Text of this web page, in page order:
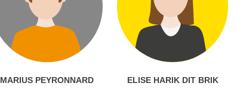
MARIUS PEYRONNARD ELISE HARIK DIT BRIK